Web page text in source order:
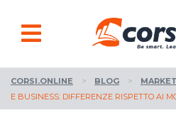
CORSI.ONLINE > BLOG >
E BUSINESS: DIFFERENZE RISPETTO AI